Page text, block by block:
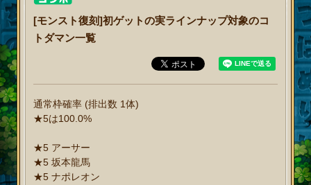
[モンスト復刻]初ゲットの実ラインナップ対象のコ
トダマン一覧
通常枠確率 (排出数 1体)
★5は100.0%
★5 アーサー
★5 坂本龍馬
★5 ナポレオン